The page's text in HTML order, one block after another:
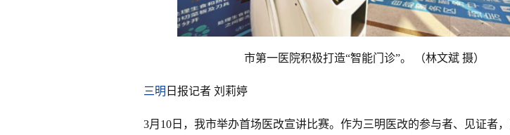
市第一医院积极打造“智能门诊”。 （林文斌 摄）
三明 日报记者 刘莉婷
3月10日，我市举办首场医改宣讲比赛。作为三明医改的参与者、见证者